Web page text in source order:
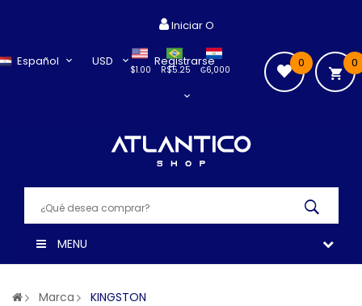
Español USD
$1.00 ₲6,000
R$5.25
Iniciar O
Registrarse 0
0
MENU
Marca KINGSTON